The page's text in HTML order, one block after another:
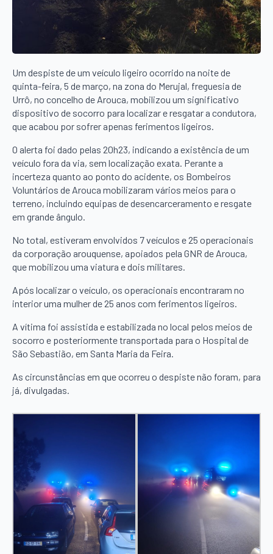
Um despiste de um veículo ligeiro ocorrido na noite de
quinta-feira, 5 de março, na zona do Merujal, freguesia de
Urrô, no concelho de Arouca, mobilizou um significativo
dispositivo de socorro para localizar e resgatar a condutora,
que acabou por sofrer apenas ferimentos ligeiros.
O alerta foi dado pelas 20h23, indicando a existência de um
veículo fora da via, sem localização exata. Perante a
incerteza quanto ao ponto do acidente, os Bombeiros
Voluntários de Arouca mobilizaram vários meios para o
terreno, incluindo equipas de desencarceramento e resgate
em grande ângulo.
No total, estiveram envolvidos 7 veículos e 25 operacionais
da corporação arouquense, apoiados pela GNR de Arouca,
que mobilizou uma viatura e dois militares.
Após localizar o veículo, os operacionais encontraram no
interior uma mulher de 25 anos com ferimentos ligeiros.
A vítima foi assistida e estabilizada no local pelos meios de
socorro e posteriormente transportada para o Hospital de
São Sebastião, em Santa Maria da Feira.
As circunstâncias em que ocorreu o despiste não foram, para
já, divulgadas.